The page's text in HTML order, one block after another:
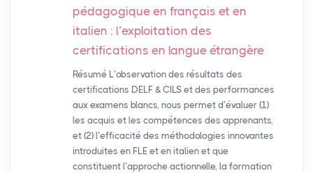
pédagogique en français et en
italien : l’exploitation des
certifications en langue étrangère
Résumé L’observation des résultats des
certifications DELF & CILS et des performances
aux examens blancs, nous permet d’évaluer (1)
les acquis et les compétences des apprenants,
et (2) l’efficacité des méthodologies innovantes
introduites en FLE et en italien et que
constituent l’approche actionnelle, la formation